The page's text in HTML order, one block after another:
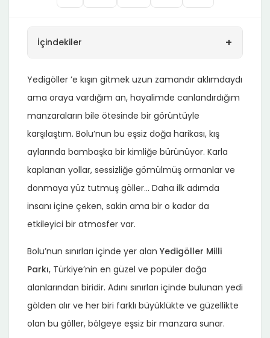
İçindekiler +
Yedigöller ’e kışın gitmek uzun zamandır aklımdaydı
ama oraya vardığım an, hayalimde canlandırdığım
manzaraların bile ötesinde bir görüntüyle
karşılaştım. Bolu’nun bu eşsiz doğa harikası, kış
aylarında bambaşka bir kimliğe bürünüyor. Karla
kaplanan yollar, sessizliğe gömülmüş ormanlar ve
donmaya yüz tutmuş göller… Daha ilk adımda
insanı içine çeken, sakin ama bir o kadar da
etkileyici bir atmosfer var.
Bolu’nun sınırları içinde yer alan Yedigöller Milli
Parkı, Türkiye’nin en güzel ve popüler doğa
alanlarından biridir. Adını sınırları içinde bulunan yedi
gölden alır ve her biri farklı büyüklükte ve güzellikte
olan bu göller, bölgeye eşsiz bir manzara sunar.